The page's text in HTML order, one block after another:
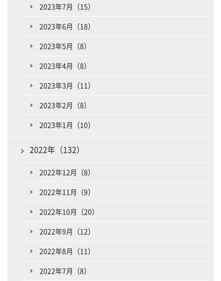
2023年7月（15）
2023年6月（18）
2023年5月（8）
2023年4月（8）
2023年3月（11）
2023年2月（8）
2023年1月（10）
2022年（132）
2022年12月（8）
2022年11月（9）
2022年10月（20）
2022年9月（12）
2022年8月（11）
2022年7月（8）